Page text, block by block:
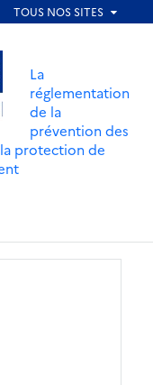
La
réglementation
de la
prévention des
protection de